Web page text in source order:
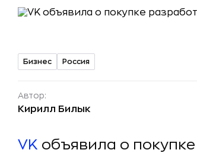
Бизнес Россия
Автор:
Кирилл Билык
VK объявила о